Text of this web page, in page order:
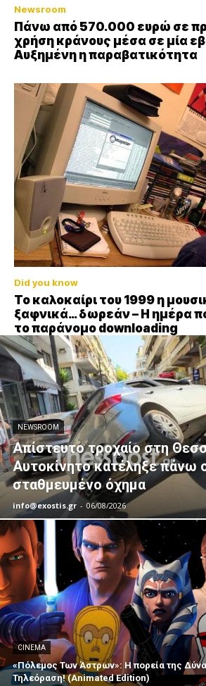
Newsroom
Πάνω από 570.000 ευρώ σε
χρήση κράνους μέσα σε μία
Αυξημένη η παραβατικότητα
Did you know
Το καλοκαίρι του 1999 η
ξαφνικά… δωρεάν – Η ημέρα
το παράνομο downloading
NEWSROOM
Απίστευτο τροχαίο στη
Αυτοκίνητο κατέληξε πάνω
σταθμευμένο όχημα
info@exostis.gr - 06/08/2026
CINEMA
«Πόλεμος Των Άστρων»: Η πορεία της
Τηλεόραση! (Animated Edition)